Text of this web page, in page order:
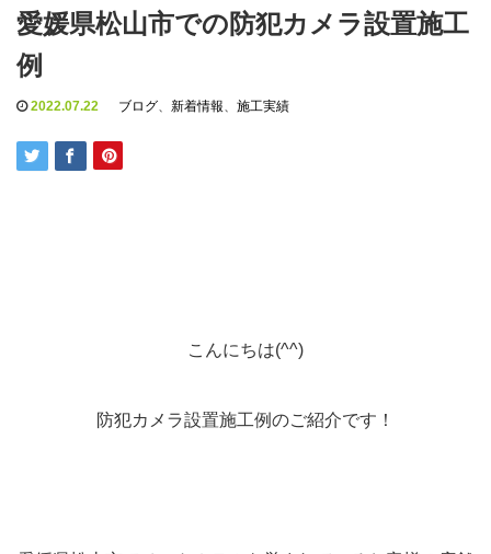
t
i
愛媛県松山市での防犯カメラ設置施工
例
2022.07.22 ブログ、 新着情報、 施工実績
こんにちは(^^)
防犯カメラ設置施工例のご紹介です！